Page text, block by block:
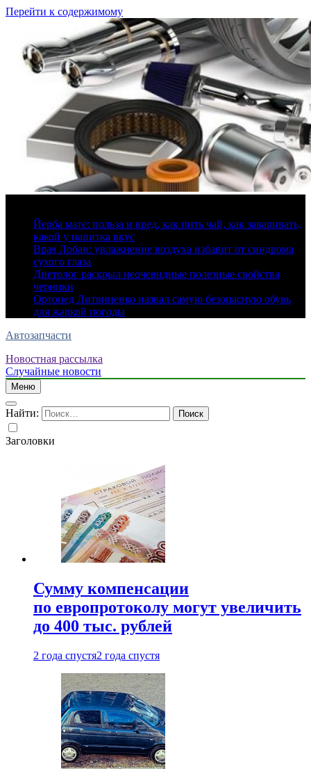
Перейти к содержимому
Йерба мате: польза и вред, как пить чай, как заваривать,
какой у напитка вкус
Врач Лобан: увлажнение воздуха избавит от синдрома
сухого глаза
Диетолог раскрыл неочевидные полезные свойства
черники
Ортопед Литвиненко назвал самую безопасную обувь
для жаркой погоды
Автозапчасти
Новостная рассылка
Случайные новости
Меню
Найти:
Заголовки
Сумму компенсации
по европротоколу могут увеличить
до 400 тыс. рублей
2 года спустя2 года спустя